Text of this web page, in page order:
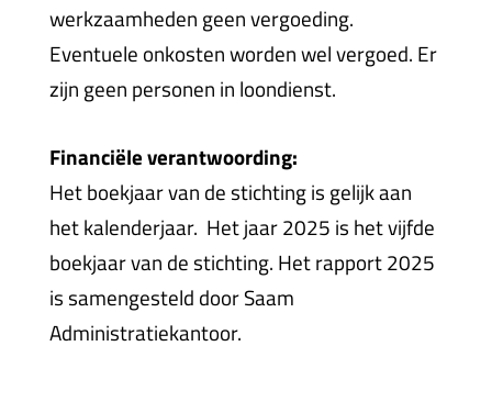
werkzaamheden geen vergoeding.
Eventuele onkosten worden wel vergoed. Er
zijn geen personen in loondienst.
Financiële verantwoording:
Het boekjaar van de stichting is gelijk aan
het kalenderjaar. Het jaar 2025 is het vijfde
boekjaar van de stichting. Het rapport 2025
is samengesteld door Saam
Administratiekantoor.